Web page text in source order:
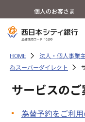
個人のお客さま
HOME 法人・個人事業
為スーパーダイレクト
サービスのご
為替予約をご利